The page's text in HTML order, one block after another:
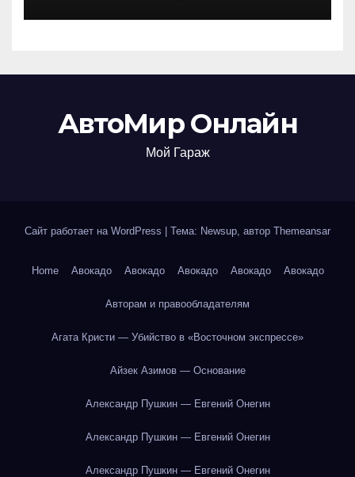
АвтоМир Онлайн
Мой Гараж
Сайт работает на WordPress | Тема: Newsup, автор Themeansar
Home Авокадо Авокадо Авокадо Авокадо Авокадо
Авторам и правообладателям
Агата Кристи — Убийство в «Восточном экспрессе»
Айзек Азимов — Основание
Александр Пушкин — Евгений Онегин
Александр Пушкин — Евгений Онегин
Александр Пушкин — Евгений Онегин